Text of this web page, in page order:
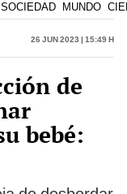
SOCIEDAD MUNDO
26 Jun 2023 | 15:49 h
de
bebé: